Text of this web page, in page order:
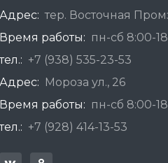
Адрес: тер. Восточная
Время работы: пн-сб 8:00-
тел.: +7 (938) 535-23-53
Адрес:
Мороза ул., 26
Время работы: пн-сб 8:00-
тел.: +7 (928) 414-13-53